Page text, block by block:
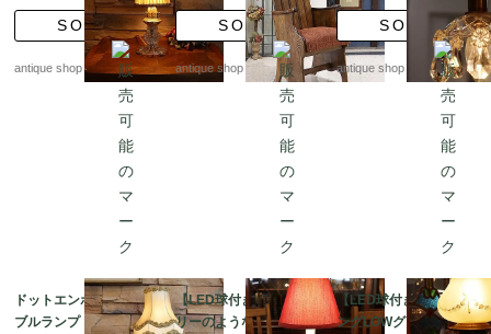
プシェード付き】
SOLD
antique shop at's
SOLD
antique shop at's
ラス プチシャンデリア
SOLD
antique shop at's
ドットエンボスのテー
ブルランプ フリンジ
【LED球付き】ジュエ
リーのような台座 オ
【LED球付き】エッジ
ングLOWグラス テー